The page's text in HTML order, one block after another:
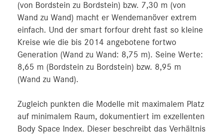
(von Bordstein zu Bordstein) bzw. 7,30 m (von
Wand zu Wand) macht er Wendemanöver extrem
einfach. Und der smart forfour dreht fast so kleine
Kreise wie die bis 2014 angebotene fortwo
Generation (Wand zu Wand: 8,75 m). Seine Werte:
8,65 m (Bordstein zu Bordstein) bzw. 8,95 m
(Wand zu Wand).
Zugleich punkten die Modelle mit maximalem Platz
auf minimalem Raum, dokumentiert im exzellenten
Body Space Index. Dieser beschreibt das Verhältnis